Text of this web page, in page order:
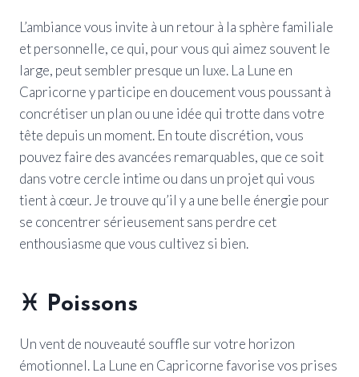
L’ambiance vous invite à un retour à la sphère familiale
et personnelle, ce qui, pour vous qui aimez souvent le
large, peut sembler presque un luxe. La Lune en
Capricorne y participe en doucement vous poussant à
concrétiser un plan ou une idée qui trotte dans votre
tête depuis un moment. En toute discrétion, vous
pouvez faire des avancées remarquables, que ce soit
dans votre cercle intime ou dans un projet qui vous
tient à cœur. Je trouve qu’il y a une belle énergie pour
se concentrer sérieusement sans perdre cet
enthousiasme que vous cultivez si bien.
♓ Poissons
Un vent de nouveauté souffle sur votre horizon
émotionnel. La Lune en Capricorne favorise vos prises